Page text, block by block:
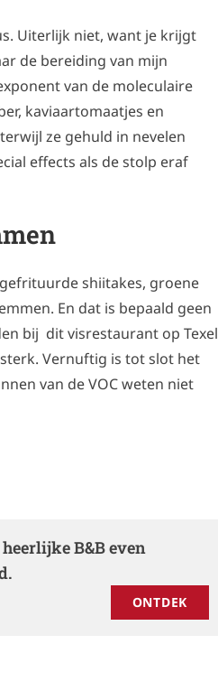
Uiterlijk niet, want je krijgt
de bereiding van mijn
van de moleculaire
kaviaartomaatjes en
ze gehuld in nevelen
effects als de stolp eraf
shiitakes, groene
En dat is bepaald geen
bij dit visrestaurant op Texel
Vernuftig is tot slot het
van de VOC weten niet
B&B even
ONTDEK